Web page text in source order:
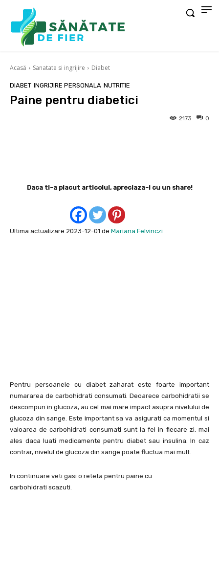
Acasă Sanatate si ingrijire Diabet
DIABET INGRIJIRE PERSONALA NUTRITIE
Paine pentru diabetici
0
2173
Daca ti-a placut articolul, apreciaza-l cu un share!
Ultima actualizare 2023-12-01 de Mariana Felvinczi
Pentru persoanele cu diabet zaharat este foarte important
numararea de carbohidrati consumati. Deoarece carbohidratii se
descompun in glucoza, au cel mai mare impact asupra nivelului de
glucoza din sange. Este important sa va asigurati ca momentul si
valoarea de carbohidrati consumati sunt la fel in fiecare zi, mai
ales daca luati medicamente pentru diabet sau insulina. In caz
contrar, nivelul de glucoza din sange poate fluctua mai mult.
In continuare veti gasi o reteta pentru paine cu
carbohidrati scazuti.